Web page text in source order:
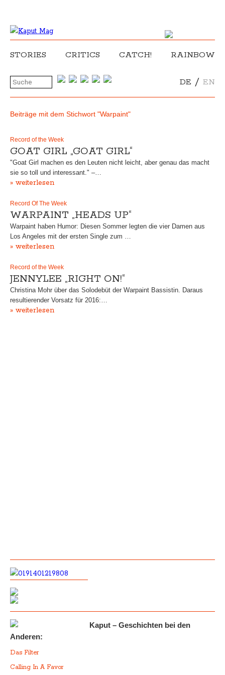
STORIES CRITICS CATCH! RAINBOW
DE / EN
Beiträge mit dem Stichwort "Warpaint"
Record of the Week
GOAT GIRL „GOAT GIRL“
"Goat Girl machen es den Leuten nicht leicht, aber genau das macht
sie so toll und interessant." –…
» weiterlesen
Record Of The Week
WARPAINT „HEADS UP“
Warpaint haben Humor: Diesen Sommer legten die vier Damen aus
Los Angeles mit der ersten Single zum …
» weiterlesen
Record of the Week
JENNYLEE „RIGHT ON!“
Christina Mohr über das Solodebüt der Warpaint Bassistin. Daraus
resultierender Vorsatz für 2016:…
» weiterlesen
Kaput – Geschichten bei den
Anderen:
Das Filter
Calling In A Favor